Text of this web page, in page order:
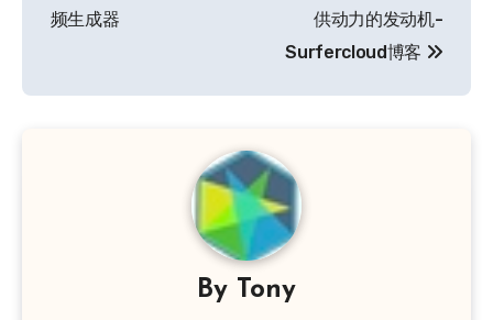
导频生成器
供动力的发动机-
Surfercloud博客
By Tony